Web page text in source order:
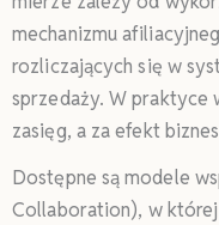
mechanizmu
rozliczających się w
sprzedaży. W praktyce
zasięg, a za efekt
Dostępne są modele
Collaboration), w